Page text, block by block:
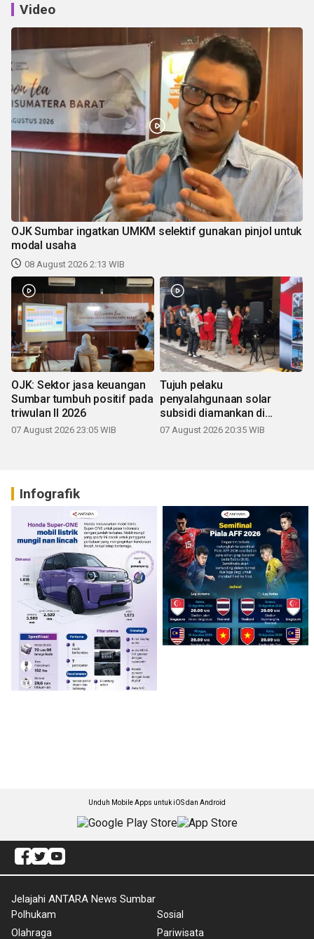
Video
OJK Sumbar ingatkan UMKM selektif gunakan pinjol untuk
modal usaha
08 August 2026 2:13 WIB
OJK: Sektor jasa keuangan
Sumbar tumbuh positif pada
triwulan II 2026
07 August 2026 23:05 WIB
Tujuh pelaku
penyalahgunaan solar
subsidi diamankan di
Sumbar
07 August 2026 20:35 WIB
Infografik
Unduh Mobile Apps untuk iOS dan Android
Jelajahi ANTARA News Sumbar
Polhukam
Olahraga
Sosial
Pariwisata